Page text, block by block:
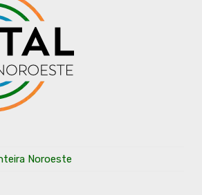
Noroeste